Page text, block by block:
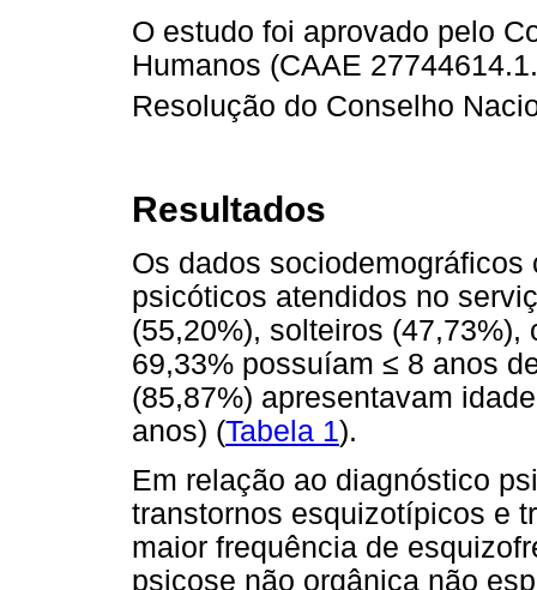
O estudo foi aprovado pelo
Humanos (CAAE
Resolução do Conselho
Resultados
Os dados
psicóticos atendidos no
(55,20%), solteiros
69,33% possuíam ≤ 8 anos
(85,87%) apresentavam
anos) (Tabela 1).
Em relação ao diagnóstico
transtornos esquizotípicos e
maior frequência de
psicose não orgânica não